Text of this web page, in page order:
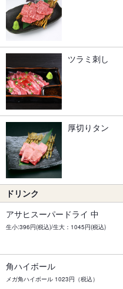
ツラミ刺し
厚切りタン
ドリンク
アサヒスーパードライ 中
生小:396円(税込)/生大：1045円(税込)
角ハイボール
メガ角ハイボール 1023円（税込）